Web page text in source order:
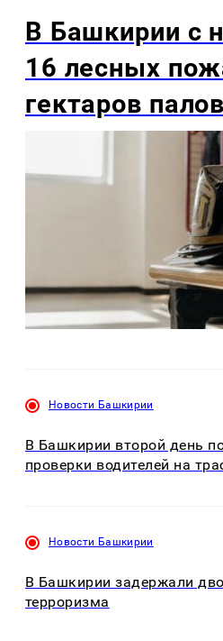
В Башкирии с
16 лесных
гектаров палов
Новости Башкирии
В Башкирии второй день
проверки водителей на
Новости Башкирии
В Башкирии задержали
терроризма